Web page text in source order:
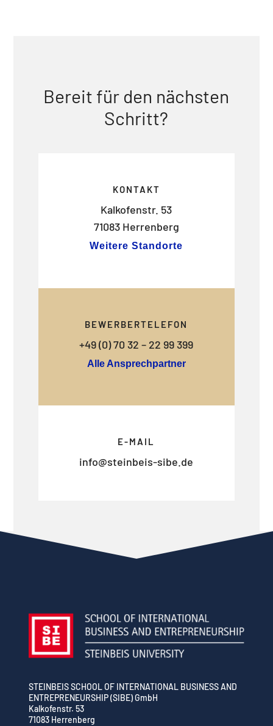
Bereit für den nächsten
Schritt?
KONTAKT
Kalkofenstr. 53
71083 Herrenberg
Weitere Standorte
BEWERBERTELEFON
+49 (0) 70 32 – 22 99 399
Alle Ansprechpartner
E-MAIL
info@steinbeis-sibe.de
STEINBEIS SCHOOL OF INTERNATIONAL BUSINESS AND
ENTREPRENEURSHIP (SIBE) GmbH
Kalkofenstr. 53
71083 Herrenberg